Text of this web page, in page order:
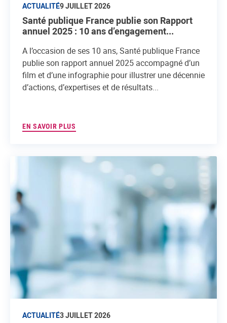
ACTUALITÉ9 JUILLET 2026
Santé publique France publie son Rapport
annuel 2025 : 10 ans d’engagement...
A l’occasion de ses 10 ans, Santé publique France
publie son rapport annuel 2025 accompagné d’un
film et d’une infographie pour illustrer une décennie
d’actions, d’expertises et de résultats...
EN SAVOIR PLUS
ACTUALITÉ3 JUILLET 2026